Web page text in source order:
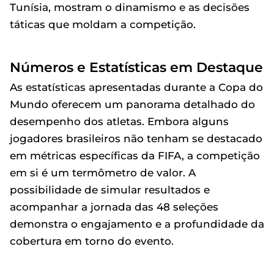
Tunísia, mostram o dinamismo e as decisões
táticas que moldam a competição.
Números e Estatísticas em Destaque
As estatísticas apresentadas durante a Copa do
Mundo oferecem um panorama detalhado do
desempenho dos atletas. Embora alguns
jogadores brasileiros não tenham se destacado
em métricas específicas da FIFA, a competição
em si é um termômetro de valor. A
possibilidade de simular resultados e
acompanhar a jornada das 48 seleções
demonstra o engajamento e a profundidade da
cobertura em torno do evento.